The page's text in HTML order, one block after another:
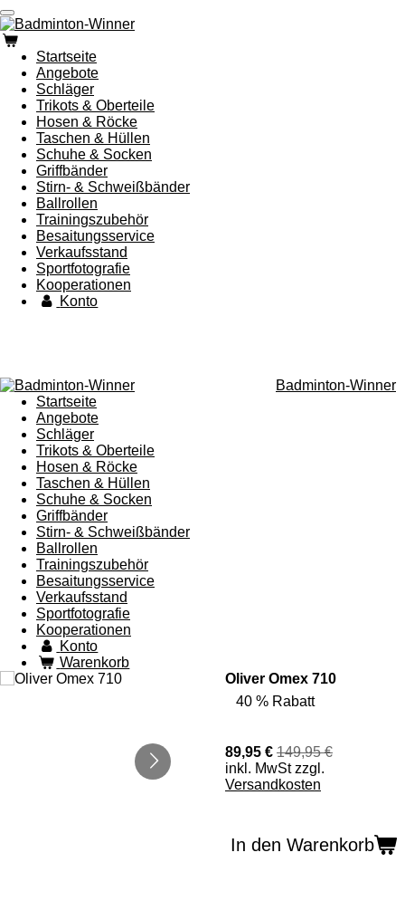
Zum
Hauptinhalt
springen
Startseite
Angebote
Schläger
Trikots & Oberteile
Hosen & Röcke
Taschen & Hüllen
Schuhe & Socken
Griffbänder
Stirn- & Schweißbänder
Ballrollen
Trainingszubehör
Besaitungsservice
Verkaufsstand
Sportfotografie
Kooperationen
Konto
Badminton-Winner
Startseite
Angebote
Schläger
Trikots & Oberteile
Hosen & Röcke
Taschen & Hüllen
Schuhe & Socken
Griffbänder
Stirn- & Schweißbänder
Ballrollen
Trainingszubehör
Besaitungsservice
Verkaufsstand
Sportfotografie
Kooperationen
Konto
Warenkorb
Oliver Omex 710
40 % Rabatt
89,95 € 149,95 €
inkl. MwSt zzgl.
Versandkosten
In den Warenkorb